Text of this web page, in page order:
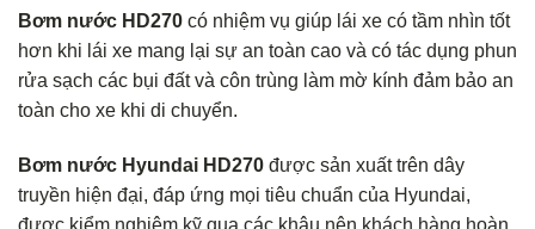
Bơm nước HD270 có nhiệm vụ giúp lái xe có tầm nhìn tốt
hơn khi lái xe mang lại sự an toàn cao và có tác dụng phun
rửa sạch các bụi đất và côn trùng làm mờ kính đảm bảo an
toàn cho xe khi di chuyển.
Bơm nước Hyundai HD270 được sản xuất trên dây
truyền hiện đại, đáp ứng mọi tiêu chuẩn của Hyundai,
được kiểm nghiệm kỹ qua các khâu nên khách hàng hoàn